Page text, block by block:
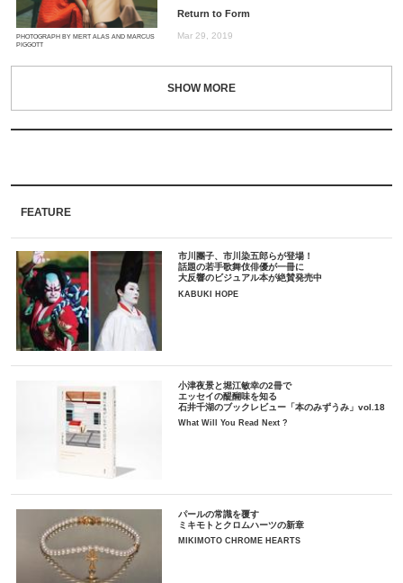
PHOTOGRAPH BY MERT ALAS AND MARCUS
PIGGOTT
Return to Form
Mar 29, 2019
FEATURE
市川團子、市川染五郎らが登場！
話題の若手歌舞伎俳優が一冊に
大反響のビジュアル本が絶賛発売中
KABUKI HOPE
小津夜景と堀江敏幸の2冊で
エッセイの醍醐味を知る
石井千湖のブックレビュー「本のみずうみ」vol.18
What Will You Read Next ?
パールの常識を覆す
ミキモトとクロムハーツの新章
MIKIMOTO CHROME HEARTS